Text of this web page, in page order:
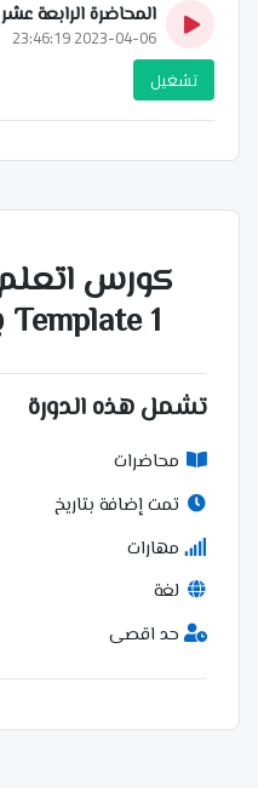
المحاضرة الرابعة عشر
2023-04-06 23:46:19
تشغيل
Template 1 باللغة العربية
تشمل هذه الدورة
محاضرات
تمت إضافة بتاريخ
مهارات
لغة
حد اقصى